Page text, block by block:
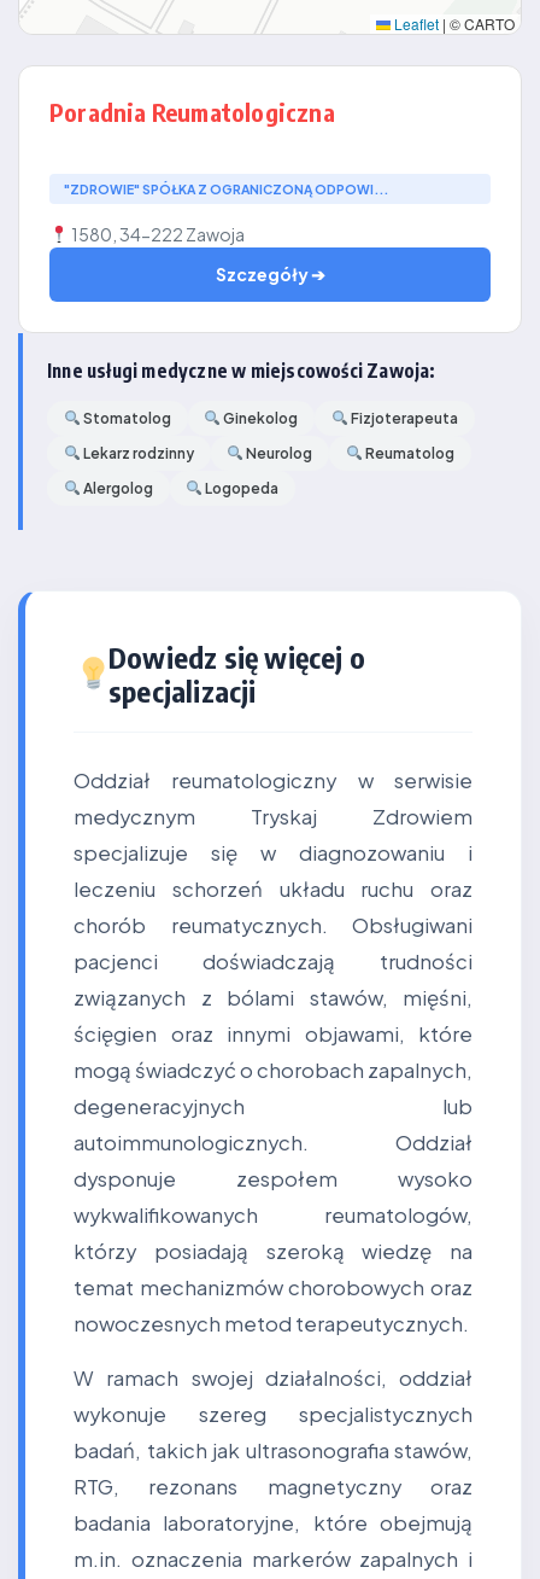
Leaflet | © CARTO
Poradnia Reumatologiczna
"ZDROWIE" SPÓŁKA Z OGRANICZONĄ ODPOWI...
1580, 34-222 Zawoja
Szczegóły ➔
Inne usługi medyczne w miejscowości Zawoja:
Stomatolog Ginekolog
Fizjoterapeuta
Lekarz rodzinny
Neurolog
Reumatolog
Alergolog
Logopeda
Dowiedz się więcej o
specjalizacji
Oddział reumatologiczny w serwisie
medycznym Tryskaj Zdrowiem
specjalizuje się w diagnozowaniu i
leczeniu schorzeń układu ruchu oraz
chorób reumatycznych. Obsługiwani
pacjenci doświadczają trudności
związanych z bólami stawów, mięśni,
ścięgien oraz innymi objawami, które
mogą świadczyć o chorobach zapalnych,
degeneracyjnych lub
autoimmunologicznych. Oddział
dysponuje zespołem wysoko
wykwalifikowanych reumatologów,
którzy posiadają szeroką wiedzę na
temat mechanizmów chorobowych oraz
nowoczesnych metod terapeutycznych.
W ramach swojej działalności, oddział
wykonuje szereg specjalistycznych
badań, takich jak ultrasonografia stawów,
RTG, rezonans magnetyczny oraz
badania laboratoryjne, które obejmują
m.in. oznaczenia markerów zapalnych i